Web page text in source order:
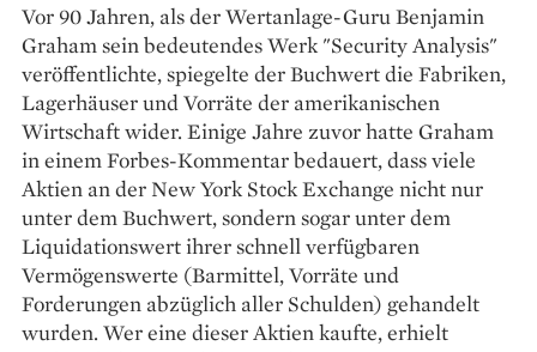
Vor 90 Jahren, als der Wertanlage-Guru Benjamin
Graham sein bedeutendes Werk "Security Analysis"
veröffentlichte, spiegelte der Buchwert die Fabriken,
Lagerhäuser und Vorräte der amerikanischen
Wirtschaft wider. Einige Jahre zuvor hatte Graham
in einem Forbes-Kommentar bedauert, dass viele
Aktien an der New York Stock Exchange nicht nur
unter dem Buchwert, sondern sogar unter dem
Liquidationswert ihrer schnell verfügbaren
Vermögenswerte (Barmittel, Vorräte und
Forderungen abzüglich aller Schulden) gehandelt
wurden. Wer eine dieser Aktien kaufte, erhielt